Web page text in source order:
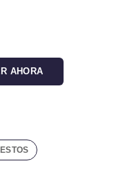
B (Con
AHORA